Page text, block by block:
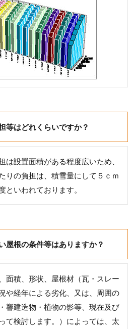
等はどれくらいですか？
は設置面積がある程度広いため、
りの負担は、積雪量にして５ｃｍ
といわれております。
屋根の条件等はありますか？
面積、形状、屋根材（瓦・スレー
や経年による劣化、又は、周囲の
響建造物・植物の影等、現在及び
て検討します。）によっては、太